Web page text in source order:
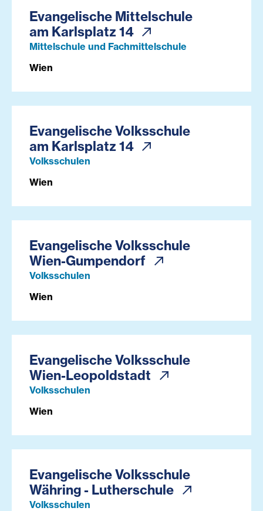
Evangelische Mittelschule
am Karlsplatz 14
Mittelschule und Fachmittelschule
Wien
Evangelische Volksschule
am Karlsplatz 14
Volksschulen
Wien
Evangelische Volksschule
Wien-Gumpendorf
Volksschulen
Wien
Evangelische Volksschule
Wien-Leopoldstadt
Volksschulen
Wien
Evangelische Volksschule
Währing - Lutherschule
Volksschulen